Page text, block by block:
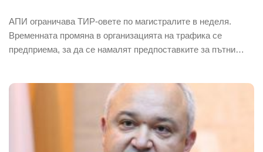
АПИ ограничава ТИР-овете по магистралите в неделя.
Временната промяна в организацията на трафика се
предприема, за да се намалят предпоставките за пътни…